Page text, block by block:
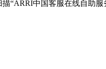
“ARRI中国客服在线自助服